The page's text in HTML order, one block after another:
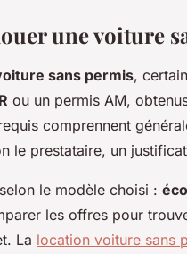
une voiture
sans permis,
ou un permis AM,
comprennent
le prestataire, un
le modèle choisi :
les offres pour
La location voiture sans